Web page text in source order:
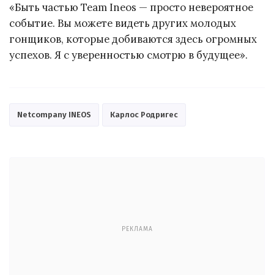
«Быть частью Team Ineos — просто невероятное
событие. Вы можете видеть других молодых
гонщиков, которые добиваются здесь огромных
успехов. Я с уверенностью смотрю в будущее».
Netcompany INEOS Карлос Родригес
РЕКЛАМА